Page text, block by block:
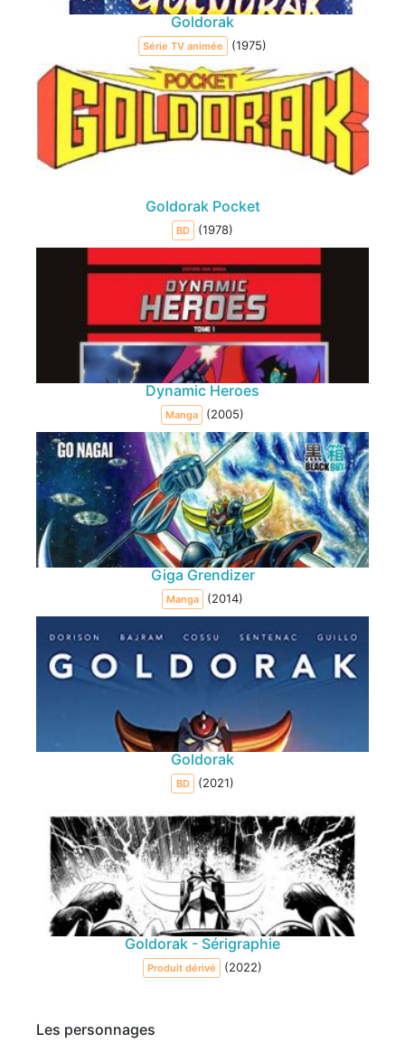
Goldorak
Série TV animée (1975)
Goldorak Pocket
BD (1978)
Dynamic Heroes
Manga (2005)
Giga Grendizer
Manga (2014)
Goldorak
BD (2021)
Goldorak - Sérigraphie
Produit dérivé (2022)
Les personnages